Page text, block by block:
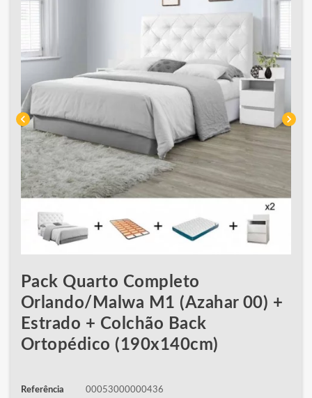
chevron_left chevron_right
Pack Quarto Completo
Orlando/Malwa M1 (Azahar 00) +
Estrado + Colchão Back
Ortopédico (190x140cm)
Referência 00053000000436